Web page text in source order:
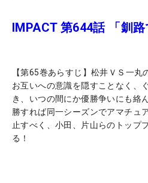
IMPACT 第644話 「釧路
【第65巻あらすじ】松井ＶＳ一丸
お互いへの意識を隠すことなく、
き、いつの間にか優勝争いにも絡
勝すれば同一シーズンでアマチュ
止すべく、小田、片山らのトップ
る！